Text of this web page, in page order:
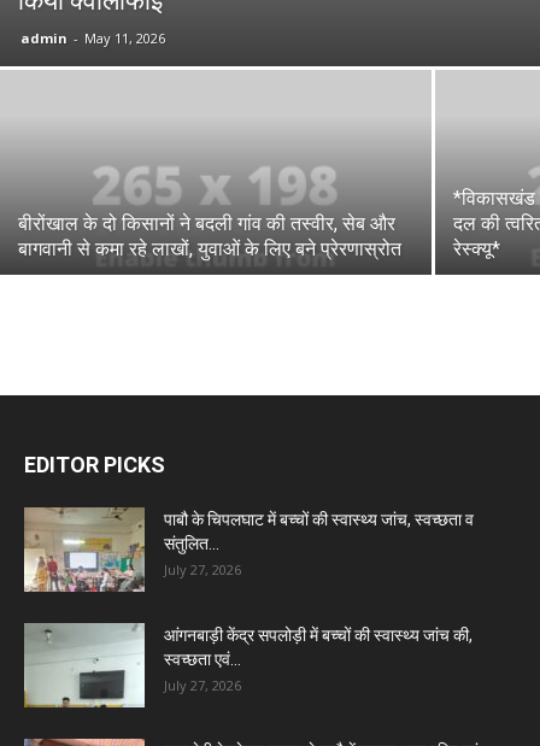
admin - May 11, 2026
बीरोंखाल के दो किसानों ने बदली गांव की तस्वीर, सेब और
बागवानी से कमा रहे लाखों, युवाओं के लिए बने प्रेरणास्रोत
*विकासखंड
दल की
रेस्क्यू*
EDITOR PICKS
पाबौ के चिपलघाट में बच्चों की स्वास्थ्य जांच, स्वच्छता व
संतुलित...
July 27, 2026
आंगनबाड़ी केंद्र सपलोड़ी में बच्चों की स्वास्थ्य जांच की,
स्वच्छता एवं...
July 27, 2026